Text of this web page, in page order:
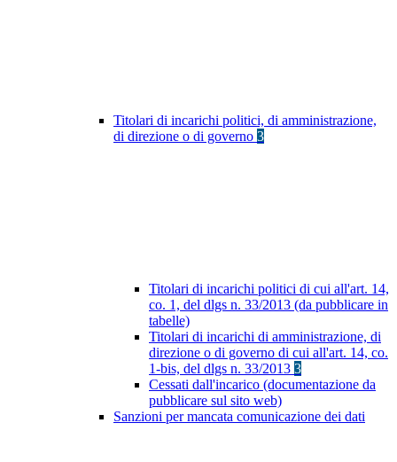
Titolari di incarichi politici, di amministrazione,
di direzione o di governo 3
Titolari di incarichi politici di cui all'art. 14,
co. 1, del dlgs n. 33/2013 (da pubblicare in
tabelle)
Titolari di incarichi di amministrazione, di
direzione o di governo di cui all'art. 14, co.
1-bis, del dlgs n. 33/2013 3
Cessati dall'incarico (documentazione da
pubblicare sul sito web)
Sanzioni per mancata comunicazione dei dati